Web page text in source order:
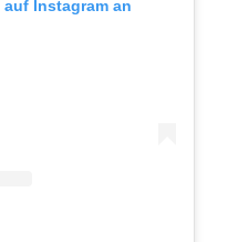
Instagram an